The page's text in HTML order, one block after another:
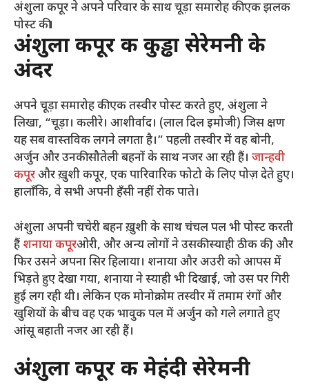
अंशुला कपूर ने अपने परिवार के साथ चूड़ा समारोह की एक झलक
पोस्ट की।
अंशुला कपूर की कुड्ढा सेरेमनी के
अंदर
अपने चूड़ा समारोह की एक तस्वीर पोस्ट करते हुए, अंशुला ने
लिखा, “चूड़ा। कलीरे। आशीर्वाद। (लाल दिल इमोजी) जिस क्षण
यह सब वास्तविक लगने लगता है।” पहली तस्वीर में वह बोनी,
अर्जुन और उनकी सौतेली बहनों के साथ नजर आ रही हैं। जान्हवी
कपूरऔर ख़ुशी कपूर, एक पारिवारिक फोटो के लिए पोज़ देते हुए।
हालाँकि, वे सभी अपनी हँसी नहीं रोक पाते।
अंशुला अपनी चचेरी बहन ख़ुशी के साथ चंचल पल भी पोस्ट करती
हैं शनाया कपूरओरी, और अन्य लोगों ने उसकी स्याही ठीक की, और
फिर उसने अपना सिर हिलाया। शनाया और अउरी को आपस में
भिड़ते हुए देखा गया, शनाया ने स्याही भी दिखाई, जो उस पर गिरी
हुई लग रही थी। लेकिन एक मोनोक्रोम तस्वीर में तमाम रंगों और
खुशियों के बीच वह एक भावुक पल में अर्जुन को गले लगाते हुए
आंसू बहाती नजर आ रही हैं।
अंशुला कपूर की मेहंदी सेरेमनी